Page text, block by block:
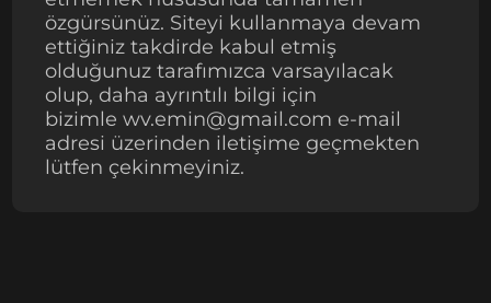
özgürsünüz. Siteyi kullanmaya devam
ettiğiniz takdirde kabul etmiş
olduğunuz tarafımızca varsayılacak
olup, daha ayrıntılı bilgi için
bizimle wv.emin@gmail.com e-mail
adresi üzerinden iletişime geçmekten
lütfen çekinmeyiniz.